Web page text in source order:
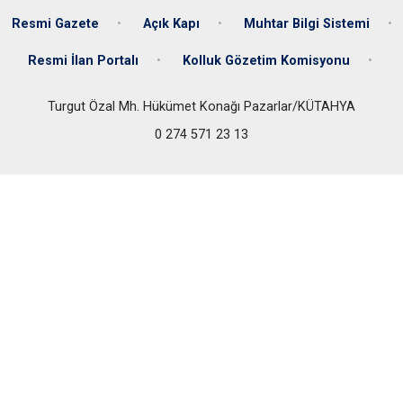
Resmi Gazete Açık Kapı Muhtar Bilgi Sistemi
Resmi İlan Portalı Kolluk Gözetim Komisyonu
Turgut Özal Mh. Hükümet Konağı Pazarlar/KÜTAHYA
0 274 571 23 13